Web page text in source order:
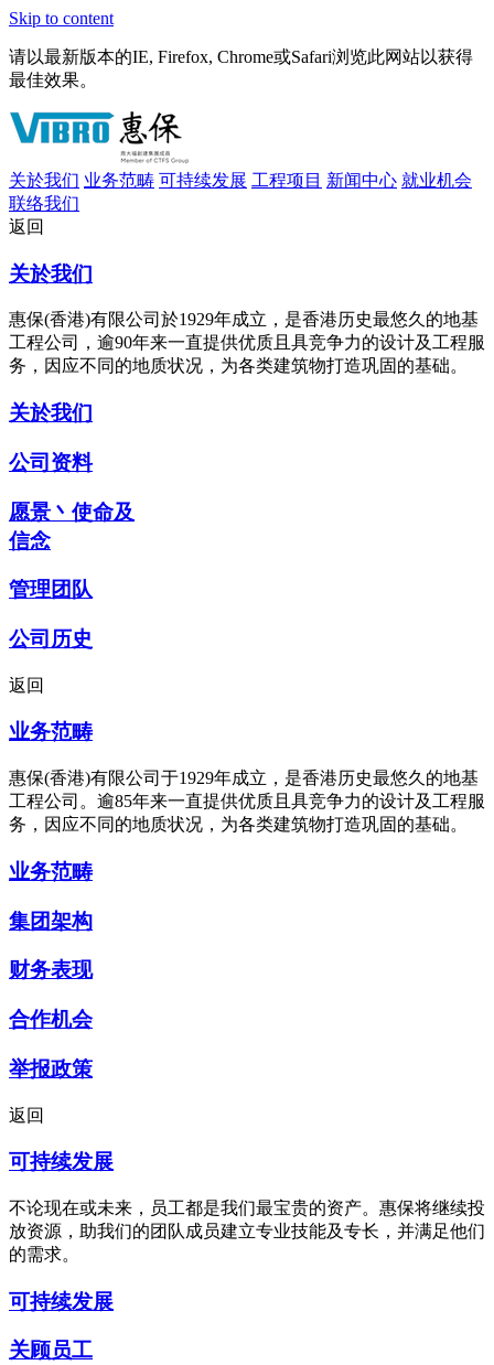
Skip to content
请以最新版本的IE, Firefox, Chrome或Safari浏览此网站以获得
最佳效果。
关於我们 业务范畴 可持续发展 工程项目 新闻中心 就业机会
联络我们
返回
关於我们
惠保(香港)有限公司於1929年成立，是香港历史最悠久的地基
工程公司，逾90年来一直提供优质且具竞争力的设计及工程服
务，因应不同的地质状况，为各类建筑物打造巩固的基础。
关於我们
公司资料
愿景丶使命及
信念
管理团队
公司历史
返回
业务范畴
惠保(香港)有限公司于1929年成立，是香港历史最悠久的地基
工程公司。逾85年来一直提供优质且具竞争力的设计及工程服
务，因应不同的地质状况，为各类建筑物打造巩固的基础。
业务范畴
集团架构
财务表现
合作机会
举报政策
返回
可持续发展
不论现在或未来，员工都是我们最宝贵的资产。惠保将继续投
放资源，助我们的团队成员建立专业技能及专长，并满足他们
的需求。
可持续发展
关顾员工